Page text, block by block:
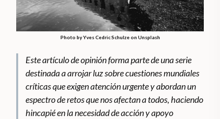
Photo by Yves Cedric Schulze on Unsplash
Este artículo de opinión forma parte de una serie
destinada a arrojar luz sobre cuestiones mundiales
críticas que exigen atención urgente y abordan un
espectro de retos que nos afectan a todos, haciendo
hincapié en la necesidad de acción y apoyo